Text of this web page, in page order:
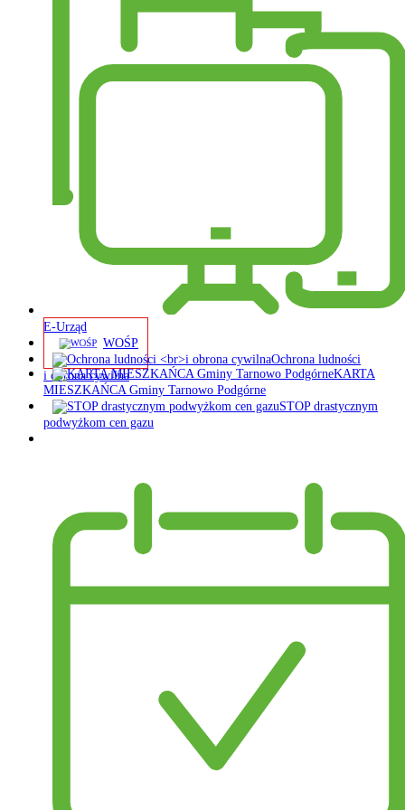
E-Urząd
WOŚP
Ochrona ludności
i obrona cywilna
KARTA
MIESZKAŃCA Gminy Tarnowo Podgórne
STOP drastycznym
podwyżkom cen gazu